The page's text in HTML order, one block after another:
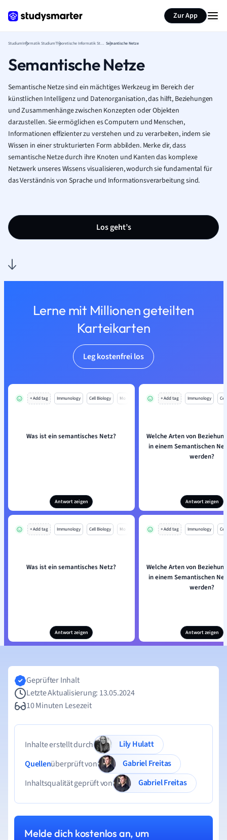
Zur App
StudiumInformatik Studium Theoretische Informatik Studium Semantische Netze
Semantische Netze
Semantische Netze sind ein mächtiges Werkzeug im Bereich der
künstlichen Intelligenz und Datenorganisation, das hilft, Beziehungen
und Zusammenhänge zwischen Konzepten oder Objekten
darzustellen. Sie ermöglichen es Computern und Menschen,
Informationen effizienter zu verstehen und zu verarbeiten, indem sie
Wissen in einer strukturierten Form abbilden. Merke dir, dass
semantische Netze durch ihre Knoten und Kanten das komplexe
Netzwerk unseres Wissens visualisieren, wodurch sie fundamental für
das Verständnis von Sprache und Informationsverarbeitung sind.
Los geht’s
Lerne mit Millionen geteilten
Karteikarten
Leg kostenfrei los
+ Add tag Immunology Cell Biology Mo
Was ist ein semantisches Netz?
Antwort zeigen
+ Add tag Immunology
Welche Arten von
in einem Semantischen
werden?
Antwort zeigen
+ Add tag Immunology Cell Biology Mo
Was ist ein semantisches Netz?
Antwort zeigen
+ Add tag Immunology
Welche Arten von
in einem Semantischen
werden?
Antwort zeigen
Geprüfter Inhalt
Letzte Aktualisierung: 13.05.2024
10 Minuten Lesezeit
Inhalte erstellt durch
Lily Hulatt
Quellenüberprüft von
Gabriel Freitas
Inhaltsqualität geprüft von
Gabriel Freitas
Melde dich kostenlos an, um